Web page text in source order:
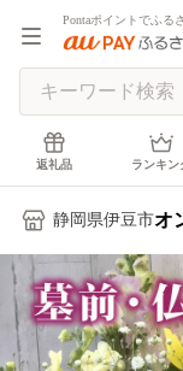
Pontaポイントでふる
返礼品 ランキン
静岡県伊豆市オ